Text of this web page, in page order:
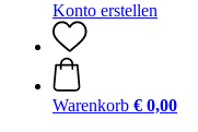
Konto erstellen
Warenkorb € 0,00